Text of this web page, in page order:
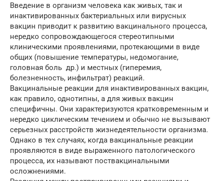
Введение в организм человека как живых, так и
инактивированных бактериальных или вирусных
вакцин приводит к развитию вакцинального процесса,
нередко сопровождающегося стереотипными
клиническими проявлениями, протекающими в виде
общих (повышение температуры, недомогание,
головная боль др.) и местных (гиперемия,
болезненность, инфильтрат) реакций.
Вакцинальные реакции для инактивированных вакцин,
как правило, однотипны, а для живых вакцин
специфичны. Они характеризуются кратковременным и
нередко циклическим течением и обычно не вызывают
серьезных расстройств жизнедеятельности организма.
Однако в тех случаях, когда вакцинальные реакции
проявляются в виде выраженного патологического
процесса, их называют поствакцинальными
осложнениями.